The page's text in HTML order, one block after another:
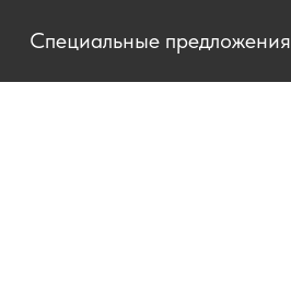
Специальные предложения